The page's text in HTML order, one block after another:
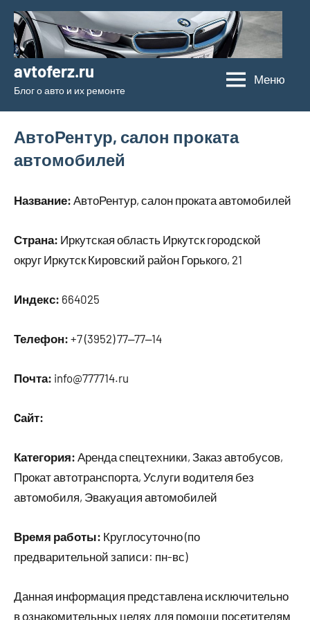
Перейти
содержимому
avtoferz.ru
Блог о авто и их ремонте
Меню
АвтоРентур, салон проката
автомобилей
Название: АвтоРентур, салон проката автомобилей
Страна: Иркутская область Иркутск городской
округ Иркутск Кировский район Горького, 21
Индекс: 664025
Телефон: +7 (3952) 77‒77‒14
Почта: info@777714.ru
Cайт:
Категория: Аренда спецтехники, Заказ автобусов,
Прокат автотранспорта, Услуги водителя без
автомобиля, Эвакуация автомобилей
Время работы: Круглосуточно (по
предварительной записи: пн-вс)
Данная информация представлена исключительно
в ознакомительных целях для помощи посетителям